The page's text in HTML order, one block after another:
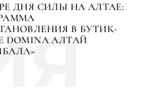
ДНЯ СИЛЫ НА АЛТАЕ:
В БУТИК-
DOMINA АЛТАЙ